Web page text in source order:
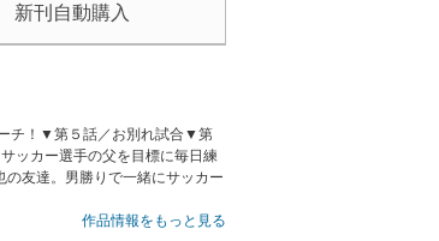
新刊自動購入
チ！▼第５話／お別れ試合▼第
ッカー選手の父を目標に毎日練
友達。男勝りで一緒にサッカー
作品情報をもっと見る